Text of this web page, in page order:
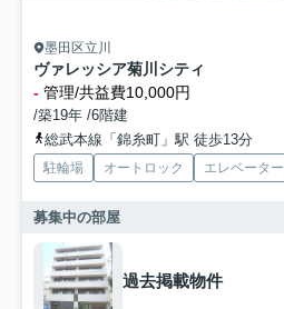
墨田区立川
ヴァレッシア菊川シティ
- 管理/共益費10,000円
/築19年 /6階建
総武本線「錦糸町」駅 徒歩13分
駐輪場 オートロック エレベーター
募集中の部屋
過去掲載物件